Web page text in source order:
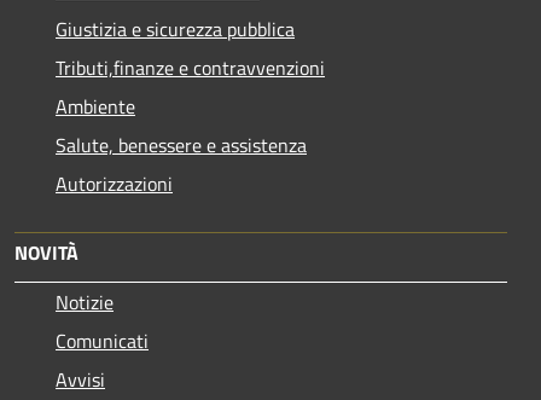
Giustizia e sicurezza pubblica
Tributi,finanze e contravvenzioni
Ambiente
Salute, benessere e assistenza
Autorizzazioni
NOVITÀ
Notizie
Comunicati
Avvisi